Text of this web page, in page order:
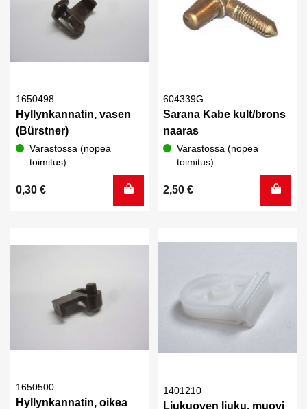
1650498
Hyllynkannatin, vasen
(Bürstner)
Varastossa (nopea
toimitus)
0,30 €
604339G
Sarana Kabe kult/brons
naaras
Varastossa (nopea
toimitus)
2,50 €
1650500
Hyllynkannatin, oikea
1401210
Liukuoven liuku, muovi